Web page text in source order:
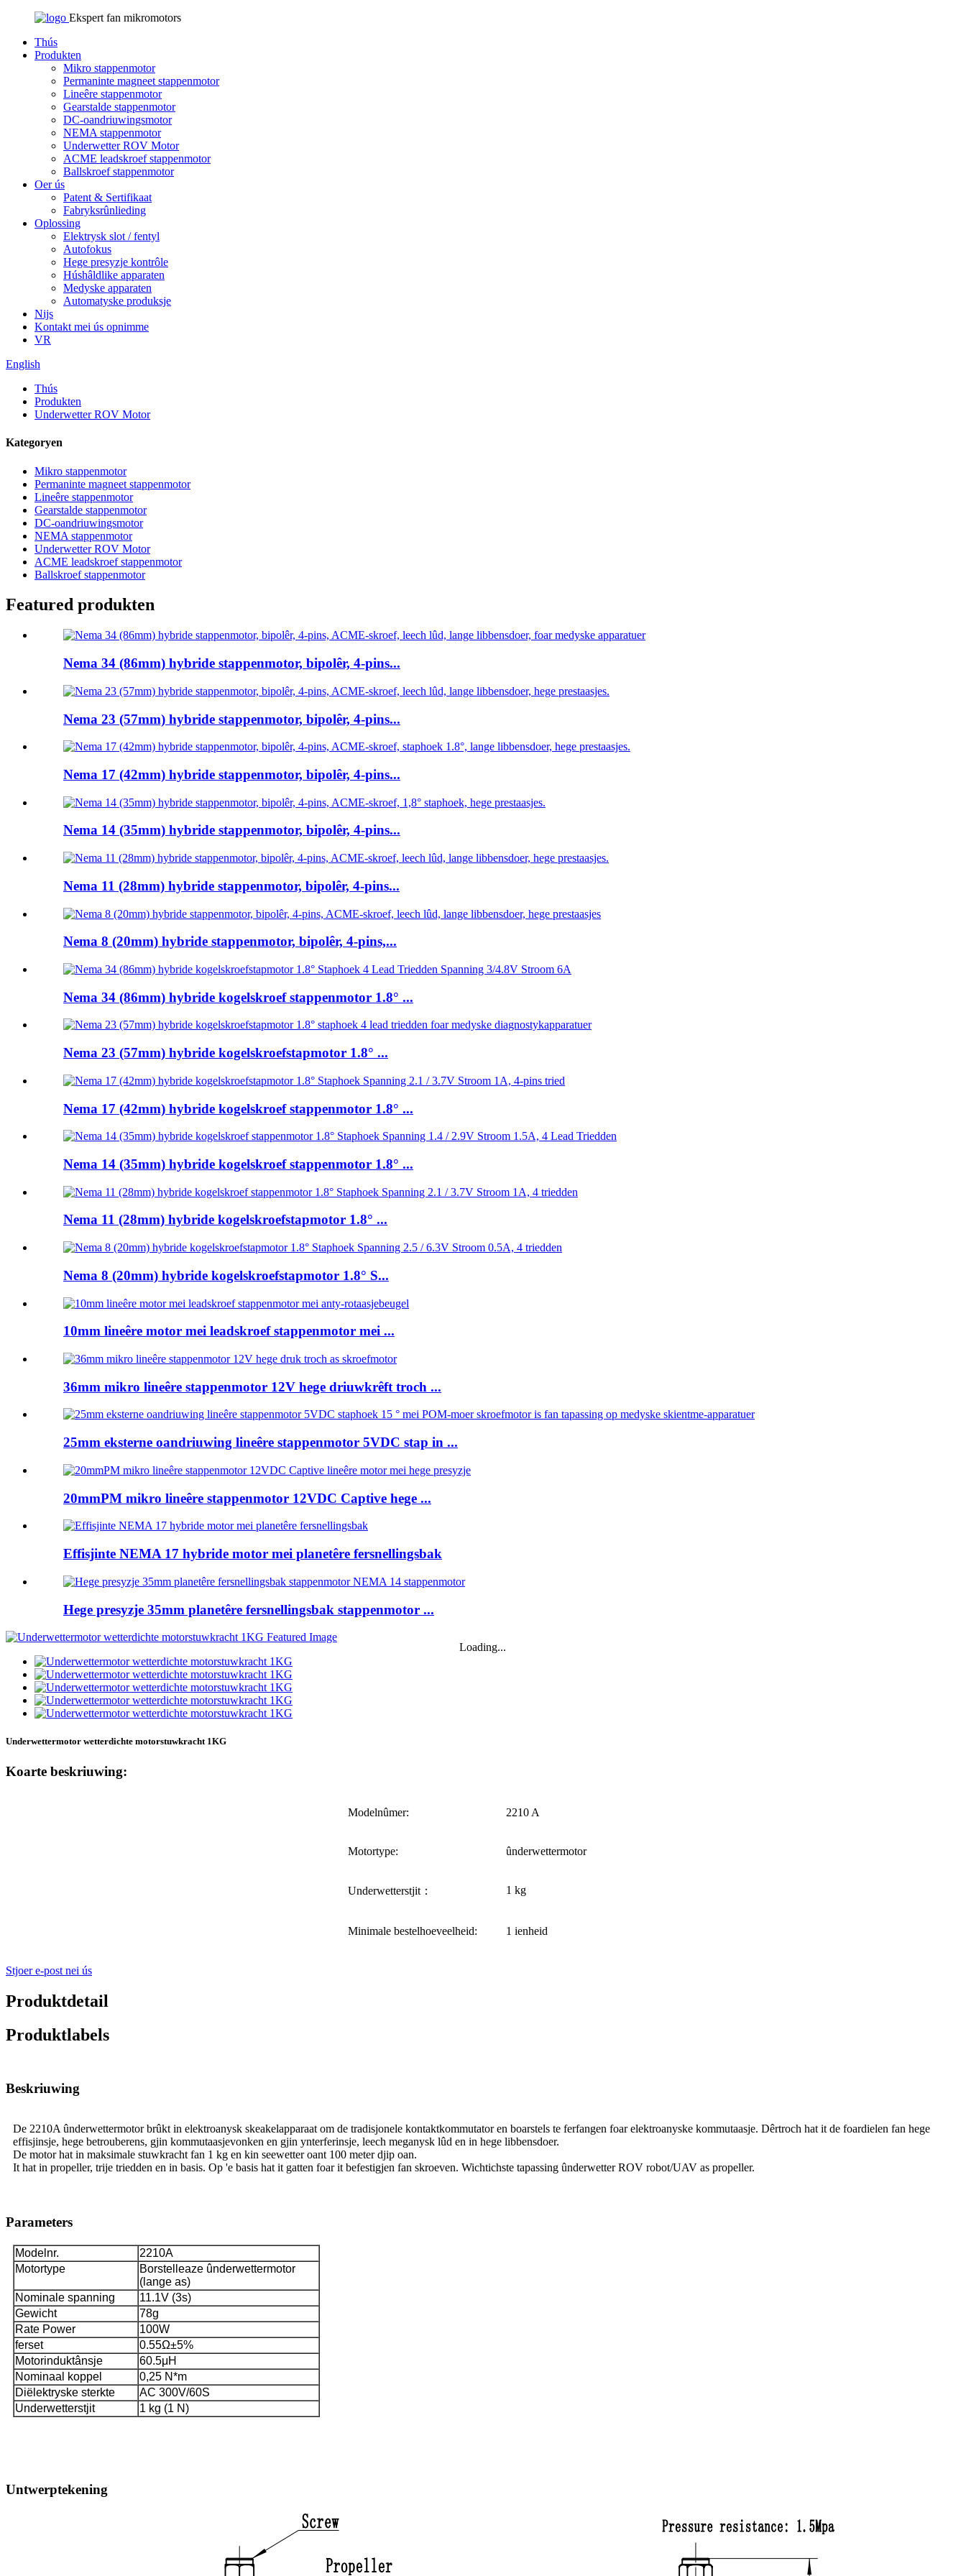
Ekspert fan mikromotors
Thús
Produkten
Mikro stappenmotor
Permaninte magneet stappenmotor
Lineêre stappenmotor
Gearstalde stappenmotor
DC-oandriuwingsmotor
NEMA stappenmotor
Underwetter ROV Motor
ACME leadskroef stappenmotor
Ballskroef stappenmotor
Oer ús
Patent & Sertifikaat
Fabryksrûnlieding
Oplossing
Elektrysk slot / fentyl
Autofokus
Hege presyzje kontrôle
Húshâldlike apparaten
Medyske apparaten
Automatyske produksje
Nijs
Kontakt mei ús opnimme
VR
English
Thús
Produkten
Underwetter ROV Motor
Kategoryen
Mikro stappenmotor
Permaninte magneet stappenmotor
Lineêre stappenmotor
Gearstalde stappenmotor
DC-oandriuwingsmotor
NEMA stappenmotor
Underwetter ROV Motor
ACME leadskroef stappenmotor
Ballskroef stappenmotor
Featured produkten
Nema 34 (86mm) hybride stappenmotor, bipolêr, 4-pins...
Nema 23 (57mm) hybride stappenmotor, bipolêr, 4-pins...
Nema 17 (42mm) hybride stappenmotor, bipolêr, 4-pins...
Nema 14 (35mm) hybride stappenmotor, bipolêr, 4-pins...
Nema 11 (28mm) hybride stappenmotor, bipolêr, 4-pins...
Nema 8 (20mm) hybride stappenmotor, bipolêr, 4-pins,...
Nema 34 (86mm) hybride kogelskroef stappenmotor 1.8° ...
Nema 23 (57mm) hybride kogelskroefstapmotor 1.8° ...
Nema 17 (42mm) hybride kogelskroef stappenmotor 1.8° ...
Nema 14 (35mm) hybride kogelskroef stappenmotor 1.8° ...
Nema 11 (28mm) hybride kogelskroefstapmotor 1.8° ...
Nema 8 (20mm) hybride kogelskroefstapmotor 1.8° S...
10mm lineêre motor mei leadskroef stappenmotor mei ...
36mm mikro lineêre stappenmotor 12V hege driuwkrêft troch ...
25mm eksterne oandriuwing lineêre stappenmotor 5VDC stap in ...
20mmPM mikro lineêre stappenmotor 12VDC Captive hege ...
Effisjinte NEMA 17 hybride motor mei planetêre fersnellingsbak
Hege presyzje 35mm planetêre fersnellingsbak stappenmotor ...
Loading...
Underwettermotor wetterdichte motorstuwkracht 1KG
Koarte beskriuwing:
Modelnûmer: 2210 A
Motortype: ûnderwettermotor
Underwetterstjit： 1 kg
Minimale bestelhoeveelheid: 1 ienheid
Stjoer e-post nei ús
Produktdetail
Produktlabels
Beskriuwing
De 2210A ûnderwettermotor brûkt in elektroanysk skeakelapparaat om de tradisjonele kontaktkommutator en boarstels te ferfangen foar elektroanyske kommutaasje. Dêrtroch hat it de foardielen fan hege
effisjinsje, hege betrouberens, gjin kommutaasjevonken en gjin ynterferinsje, leech meganysk lûd en in hege libbensdoer.
De motor hat in maksimale stuwkracht fan 1 kg en kin seewetter oant 100 meter djip oan.
It hat in propeller, trije triedden en in basis. Op 'e basis hat it gatten foar it befestigjen fan skroeven. Wichtichste tapassing ûnderwetter ROV robot/UAV as propeller.
Parameters
Modelnr.
2210A
Motortype
Borstelleaze ûnderwettermotor
(lange as)
Nominale spanning
11.1V (3s)
Gewicht
78g
Rate Power
100W
ferset
0.55Ω±5%
Motorinduktânsje
60.5μH
Nominaal koppel
0,25 N*m
Diëlektryske sterkte
AC 300V/60S
Underwetterstjit
1 kg (1 N)
Untwerptekening